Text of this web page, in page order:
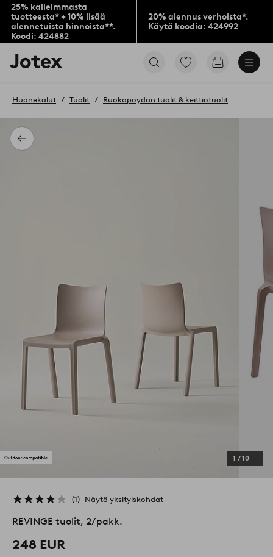
25% kalleimmasta
tuotteesta* + 10% lisää
alennetuista hinnoista**.
Koodi: 424882
20% alennus verhoista*.
Käytä koodia: 424992
Jotex-
logo
aloitussivulle
Siirry
Siirry
Takaisin
Huonekalut Tuolit Ruokapöydän tuolit & keittiötuolit
1 /10
1 Näytä yksityiskohdat
REVINGE tuolit, 2/pakk.
248 EUR